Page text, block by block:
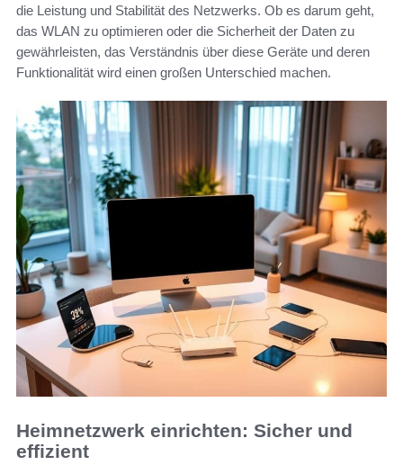
die Leistung und Stabilität des Netzwerks. Ob es darum geht,
das WLAN zu optimieren oder die Sicherheit der Daten zu
gewährleisten, das Verständnis über diese Geräte und deren
Funktionalität wird einen großen Unterschied machen.
Heimnetzwerk einrichten: Sicher und
effizient